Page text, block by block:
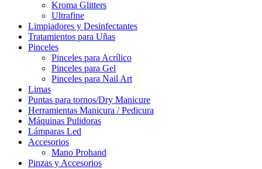
Kroma Glitters
Ultrafine
Limpiadores y Desinfectantes
Tratamientos para Uñas
Pinceles
Pinceles para Acrílico
Pinceles para Gel
Pinceles para Nail Art
Limas
Puntas para tornos/Dry Manicure
Herramientas Manicura / Pedicura
Máquinas Pulidoras
Lámparas Led
Accesorios
Mano Prohand
Pinzas y Accesorios